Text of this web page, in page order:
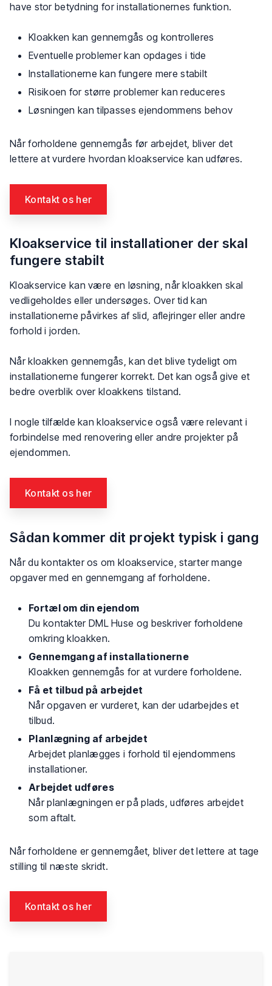
have stor betydning for installationernes funktion.
​Kloakken kan gennemgås og kontrolleres
​Eventuelle problemer kan opdages i tide
​Installationerne kan fungere mere stabilt
​Risikoen for større problemer kan reduceres
​Løsningen kan tilpasses ejendommens behov
Når forholdene gennemgås før arbejdet, bliver det
lettere at vurdere hvordan kloakservice kan udføres.
Kontakt os her​
Kloakservice til installationer der skal
fungere stabilt
Kloakservice kan være en løsning, når kloakken skal
vedligeholdes eller undersøges. Over tid kan
installationerne påvirkes af slid, aflejringer eller andre
forhold i jorden.
Når kloakken gennemgås, kan det blive tydeligt om
installationerne fungerer korrekt. Det kan også give et
bedre overblik over kloakkens tilstand.
I nogle tilfælde kan kloakservice også være relevant i
forbindelse med renovering eller andre projekter på
ejendommen.
Kontakt os her​
Sådan kommer dit projekt typisk i gang
Når du kontakter os om kloakservice, starter mange
opgaver med en gennemgang af forholdene.
Fortæl om din ejendom
Du kontakter DML Huse og beskriver forholdene
omkring kloakken.
Gennemgang af installationerne
Kloakken gennemgås for at vurdere forholdene.
Få et tilbud på arbejdet
Når opgaven er vurderet, kan der udarbejdes et
tilbud.
Planlægning af arbejdet
Arbejdet planlægges i forhold til ejendommens
installationer.
Arbejdet udføres
Når planlægningen er på plads, udføres arbejdet
som aftalt.
Når forholdene er gennemgået, bliver det lettere at tage
stilling til næste skridt.
Kontakt os her​